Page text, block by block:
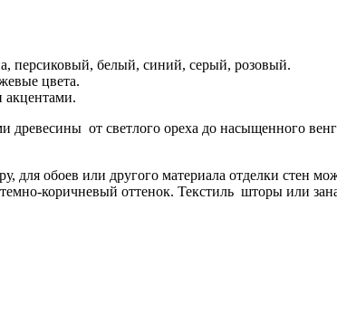
персиковый, белый, синий, серый, розовый.
цвета.
акцентами.
древесины ­ от светлого ореха до насыщенного
обоев или другого материала отделки стен
коричневый оттенок. Текстиль ­ шторы или